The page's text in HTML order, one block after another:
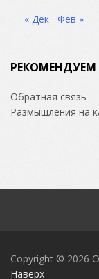
« Дек Фев »
РЕКОМЕНДУЕМ
Обратная связь
Размышления на
Copyright © 2026
Наверх